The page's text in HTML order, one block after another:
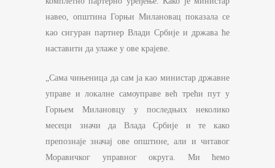
навео, општина Горњи Милановац показала се
као сигуран партнер Влади Србије и држава ће
наставити да улаже у ове крајеве.
„Сама чињеница да сам ја као министар државне
управе и локалне самоуправе већ трећи пут у
Горњем Милановцу у последњих неколико
месеци значи да Влада Србије и те како
препознаје значај ове општине, али и читавог
Моравичког управног округа. Ми ћемо